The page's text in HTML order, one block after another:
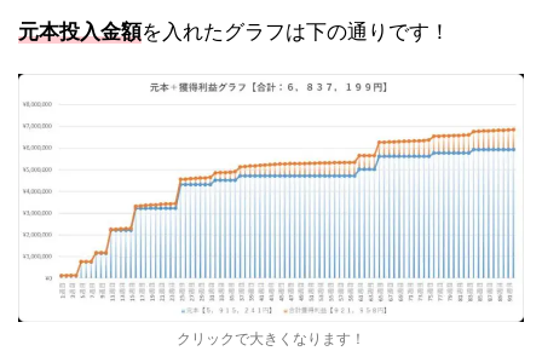
元本投入金額を入れたグラフは下の通りです！
クリックで大きくなります！